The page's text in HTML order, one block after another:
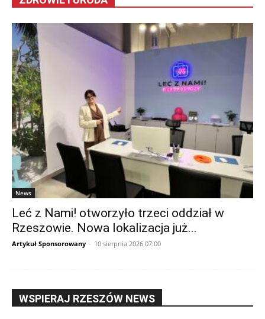
News
Leć z Nami! otworzyło trzeci oddział w
Rzeszowie. Nowa lokalizacja już...
Artykuł Sponsorowany - 10 sierpnia 2026 07:00
WSPIERAJ RZESZÓW NEWS